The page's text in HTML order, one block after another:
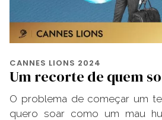
CANNES LIONS 2024
Um recorte de quem
O problema de começar um
quero soar como um mau